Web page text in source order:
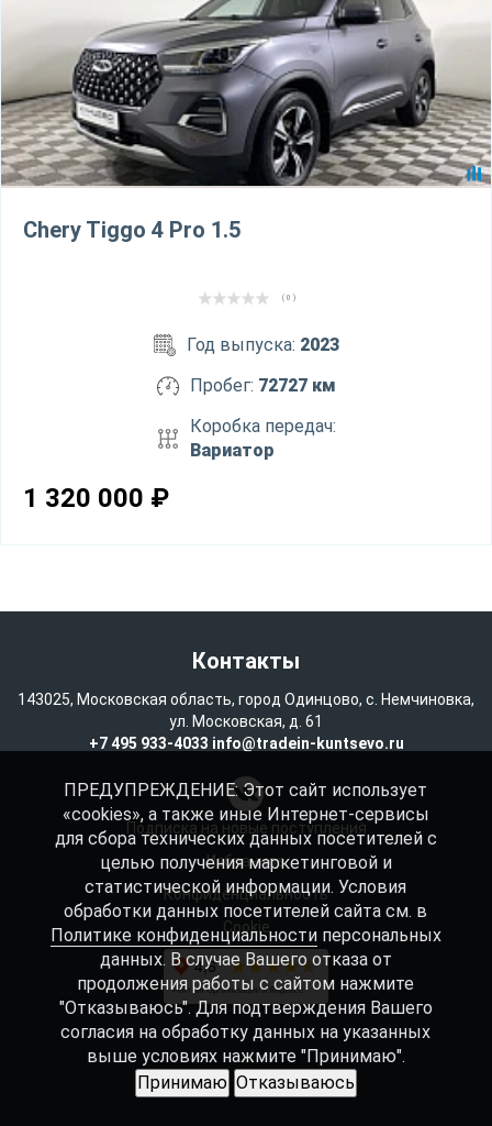
Chery Tiggo 4 Pro 1.5
( 0 )
Год выпуска: 2023
Пробег: 72727 км
Коробка передач:
Вариатор
1 320 000 ₽
Контакты
143025, Московская область, город Одинцово, с. Немчиновка,
ул. Московская, д. 61
+7 495 933-4033 info@tradein-kuntsevo.ru
Подписка на новые поступления
Избранное
Конфиденциальность
Cookie
ПРЕДУПРЕЖДЕНИЕ: Этот сайт использует
«cookies», а также иные Интернет-сервисы
для сбора технических данных посетителей с
целью получения маркетинговой и
статистической информации. Условия
обработки данных посетителей сайта см. в
Политике конфиденциальностиперсональных
данных. В случае Вашего отказа от
продолжения работы с сайтом нажмите
"Отказываюсь". Для подтверждения Вашего
согласия на обработку данных на указанных
выше условиях нажмите "Принимаю".
Принимаю Отказываюсь